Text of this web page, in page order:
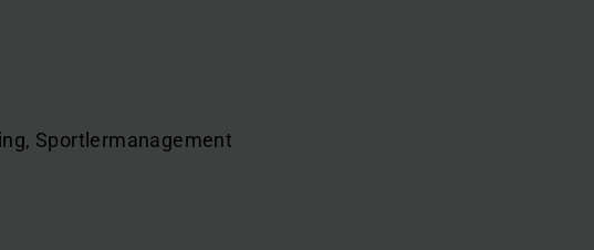
Sportlermanagement